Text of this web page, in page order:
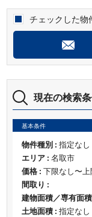
現在の検索
基本条件
物件種別 : 指定なし
エリア : 名取市
価格 : 下限なし〜上
間取り :
建物面積／専有面
土地面積 : 指定なし
チェックした物